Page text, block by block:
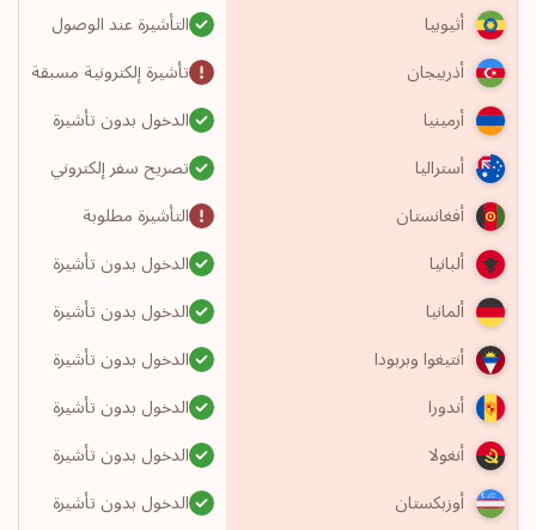
أثيوبيا
التأشيرة عند الوصول
أذربيجان
تأشيرة إلكترونية مسبقة
أرمينيا
الدخول بدون تأشيرة
أستراليا
تصريح سفر إلكتروني
أفغانستان
التأشيرة مطلوبة
ألبانيا
الدخول بدون تأشيرة
ألمانيا
الدخول بدون تأشيرة
أنتيغوا وبربودا
الدخول بدون تأشيرة
أندورا
الدخول بدون تأشيرة
أنغولا
الدخول بدون تأشيرة
أوزبكستان
الدخول بدون تأشيرة